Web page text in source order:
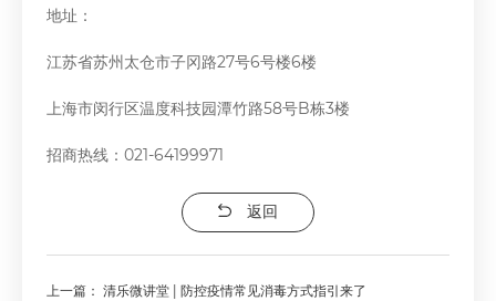
地址：
江苏省苏州太仓市子冈路27号6号楼6楼
上海市闵行区温度科技园潭竹路58号B栋3楼
招商热线：021-64199971
返回
上一篇：清乐微讲堂 | 防控疫情常见消毒方式指引来了